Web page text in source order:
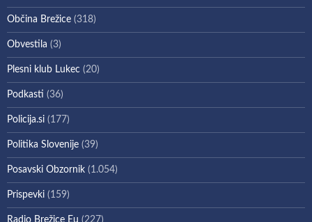
Občina Brežice (318)
Obvestila (3)
Plesni klub Lukec (20)
Podkasti (36)
Policija.si (177)
Politika Slovenije (39)
Posavski Obzornik (1.054)
Prispevki (159)
Radio Brežice Eu (227)